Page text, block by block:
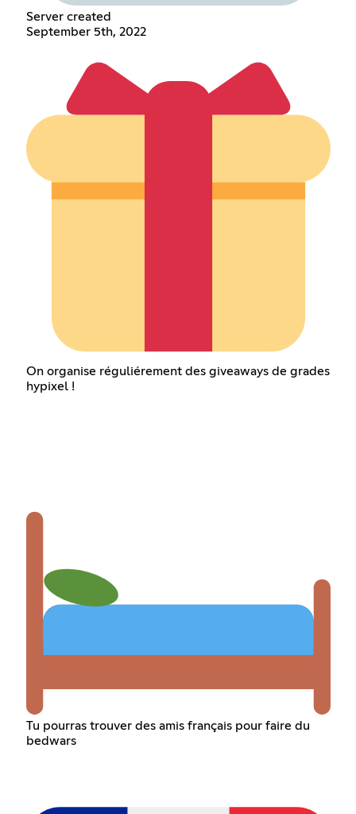
Server created
September 5th, 2022
On organise réguliérement des giveaways de grades
hypixel !
Tu pourras trouver des amis français pour faire du
bedwars